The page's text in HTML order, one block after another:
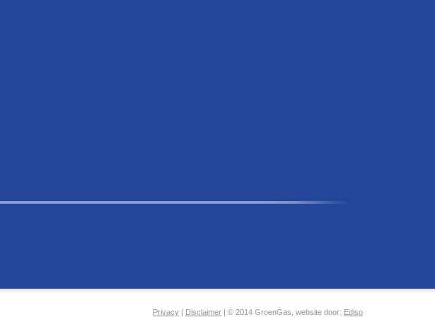
Privacy | Disclaimer | © 2014 GroenGas, website door: Ediso